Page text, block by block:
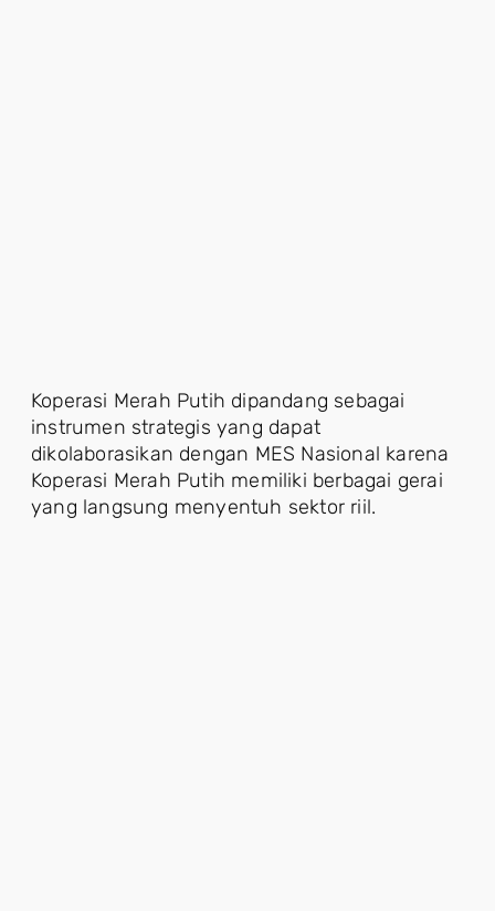
Koperasi Merah Putih dipandang sebagai
instrumen strategis yang dapat
dikolaborasikan dengan MES Nasional karena
Koperasi Merah Putih memiliki berbagai gerai
yang langsung menyentuh sektor riil.